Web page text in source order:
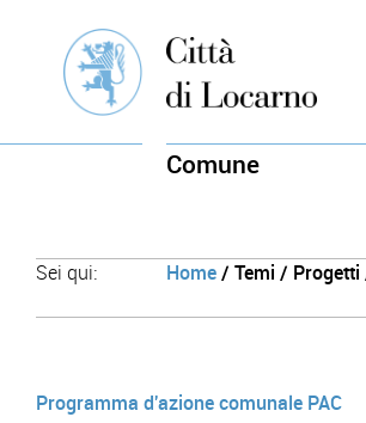
Comune
Sei qui: Home/ Temi / Progetti
Programma d'azione comunale PAC